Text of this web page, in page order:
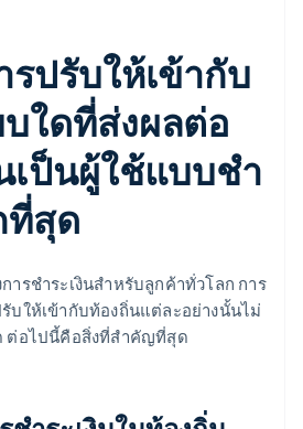
รปรับให้เข้ากับ
ใดที่ส่งผลต่อ
เป็นผู้ใช้แบบชํา
ที่สุด
ารชําระเงินสําหรับลูกค้าทั่วโลก การ
บให้เข้ากับท้องถิ่นแต่ละอย่างนั้นไม่
ต่อไปนี้คือสิ่งที่สําคัญที่สุด